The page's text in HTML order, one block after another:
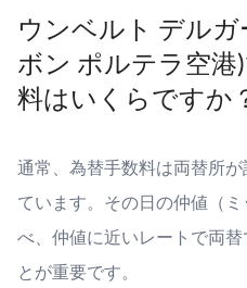
ウンベルト デルガ
ボン ポルテラ空港
料はいくらですか
通常、為替手数料は両替所
ています。その日の仲値（
べ、仲値に近いレートで両
とが重要です。